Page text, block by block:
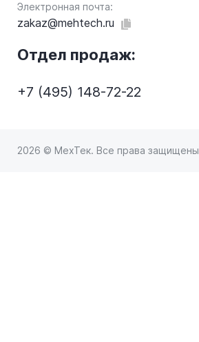
Электронная почта:
zakaz@mehtech.ru
Отдел продаж:
+7 (495) 148-72-22
2026 © МехТек. Все права защищены